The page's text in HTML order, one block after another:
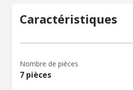
Caractéristiques
Nombre de pièces
7 pièces